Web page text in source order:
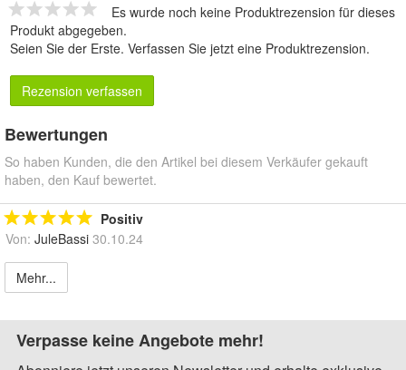
Es wurde noch keine Produktrezension für dieses
Produkt abgegeben.
Seien Sie der Erste. Verfassen Sie jetzt eine Produktrezension.
Rezension verfassen
Bewertungen
So haben Kunden, die den Artikel bei diesem Verkäufer gekauft
haben, den Kauf bewertet.
Positiv
Von: JuleBassi 30.10.24
Mehr...
Verpasse keine Angebote mehr!